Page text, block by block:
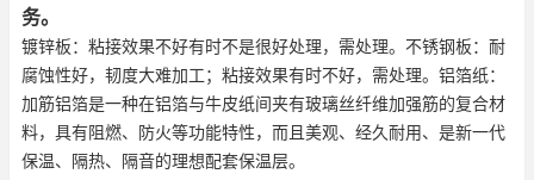
务。
镀锌板：粘接效果不好有时不是很好处理，需处理。不锈钢板：耐
腐蚀性好，韧度大难加工；粘接效果有时不好，需处理。铝箔纸：
加筋铝箔是一种在铝箔与牛皮纸间夹有玻璃丝纤维加强筋的复合材
料，具有阻燃、防火等功能特性，而且美观、经久耐用、是新一代
保温、隔热、隔音的理想配套保温层。